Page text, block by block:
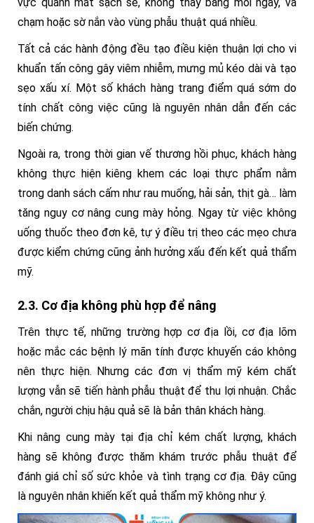
chạm hoặc sờ nắn vào vùng phẫu thuật quá nhiều.
Tất cả các hành động đều tạo điều kiện thuận lợi cho vi
khuẩn tấn công gây viêm nhiễm, mưng mủ kéo dài và tạo
sẹo xấu xí. Một số khách hàng trang điểm quá sớm do
tính chất công việc cũng là nguyên nhân dẫn đến các
biến chứng.
Ngoài ra, trong thời gian vế thương hồi phục, khách hàng
không thực hiện kiêng khem các loại thực phẩm nằm
trong danh sách cấm như rau muống, hải sản, thịt gà… làm
tăng nguy cơ nâng cung mày hỏng. Ngay từ việc không
uống thuốc theo đơn kê, tự ý điều trị theo các mẹo chưa
được kiểm chứng cũng ảnh hưởng xấu đến kết quả thẩm
mỹ.
2.3. Cơ địa không phù hợp để nâng
Trên thực tế, những trường hợp cơ địa lồi, cơ địa lõm
hoặc mắc các bệnh lý mãn tính được khuyến cáo không
nên thực hiện. Nhưng các đơn vị thẩm mỹ kém chất
lượng vẫn sẽ tiến hành phẫu thuật để thu lợi nhuận. Chắc
chắn, người chịu hậu quả sẽ là bản thân khách hàng.
Khi nâng cung mày tại địa chỉ kém chất lượng, khách
hàng sẽ không được thăm khám trước phẫu thuật để
đánh giá chỉ số sức khỏe và tình trạng cơ địa. Đây cũng
là nguyên nhân khiến kết quả thẩm mỹ không như ý.